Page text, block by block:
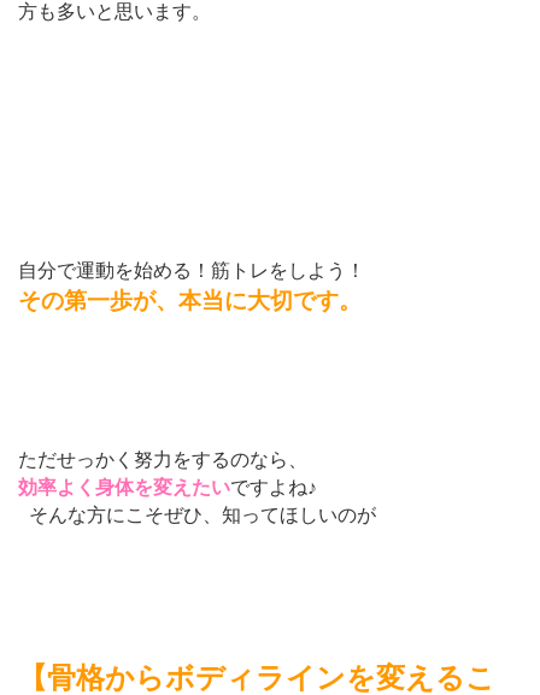
方も多いと思います。
自分で運動を始める！筋トレをしよう！
その第一歩が、本当に大切です。
ただせっかく努力をするのなら、
効率よく身体を変えたいですよね♪
そんな方にこそぜひ、知ってほしいのが
【骨格からボディラインを変えるこ